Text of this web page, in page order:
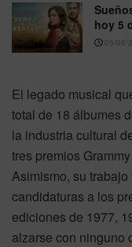
hoy 5
05/08/
El legado musical
total de 18 álbumes
la industria cultural
tres premios
Asimismo, su
candidaturas a los
ediciones de 1977,
alzarse con ninguno